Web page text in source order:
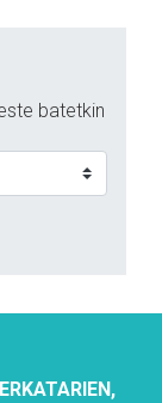
batetkin